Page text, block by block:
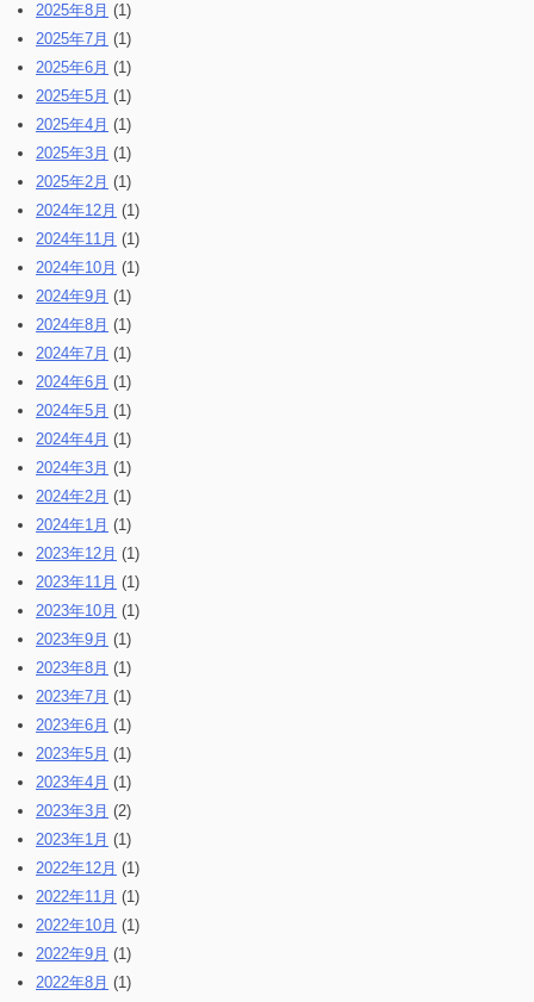
2025年8月 (1)
2025年7月 (1)
2025年6月 (1)
2025年5月 (1)
2025年4月 (1)
2025年3月 (1)
2025年2月 (1)
2024年12月 (1)
2024年11月 (1)
2024年10月 (1)
2024年9月 (1)
2024年8月 (1)
2024年7月 (1)
2024年6月 (1)
2024年5月 (1)
2024年4月 (1)
2024年3月 (1)
2024年2月 (1)
2024年1月 (1)
2023年12月 (1)
2023年11月 (1)
2023年10月 (1)
2023年9月 (1)
2023年8月 (1)
2023年7月 (1)
2023年6月 (1)
2023年5月 (1)
2023年4月 (1)
2023年3月 (2)
2023年1月 (1)
2022年12月 (1)
2022年11月 (1)
2022年10月 (1)
2022年9月 (1)
2022年8月 (1)